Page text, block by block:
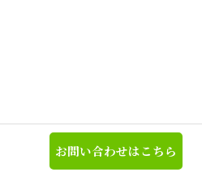
お問い合わせはこちら